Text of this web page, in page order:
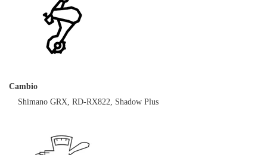
Cambio
Shimano GRX, RD-RX822, Shadow Plus